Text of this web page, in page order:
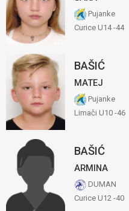
Pujanke
Curice U14 -44
BAŠIĆ
MATEJ
Pujanke
Limači U10 -46
BAŠIĆ
ARMINA
DUMAN
Curice U12 -40